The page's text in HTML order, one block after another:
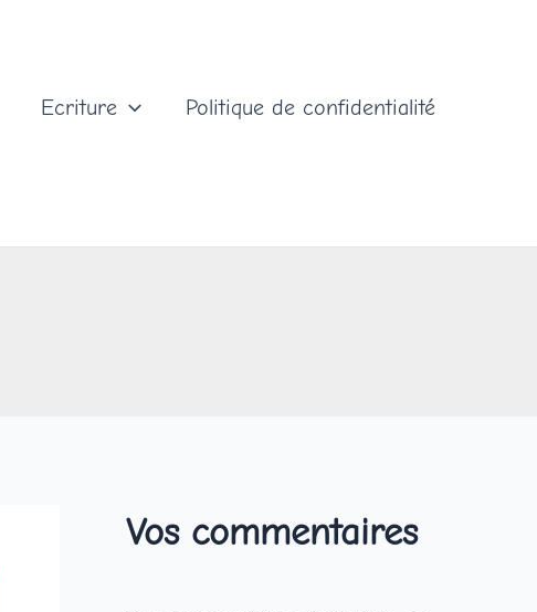
Ecriture Politique de confidentialité
Vos commentaires